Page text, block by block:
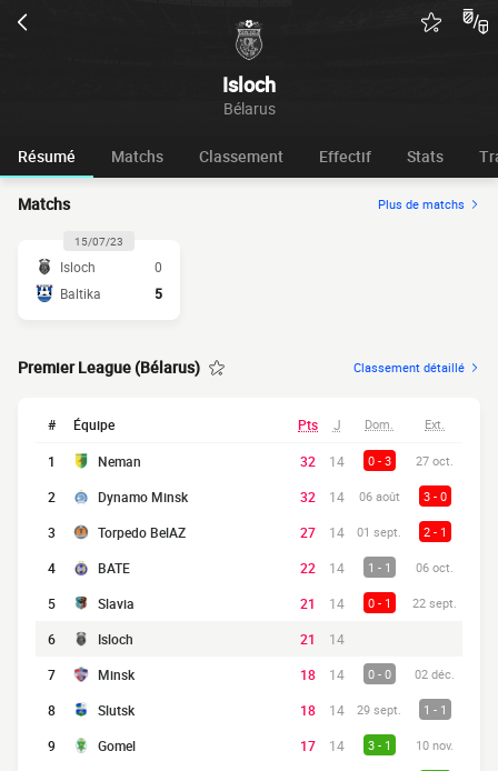
Isloch
Bélarus
Résumé Matchs Classement Effectif Stats
Matchs Plus de matchs
15/07/23
Isloch
0
Baltika
5
Premier League (Bélarus) Classement détaillé
# Équipe Pts J Dom. Ext.
1 Neman 32 14 0 - 3 27 oct.
2 Dynamo Minsk 32 14 06 août 3 - 0
3 Torpedo BelAZ 27 14 01 sept. 2 - 1
4 BATE 22 14 1 - 1 06 oct.
5 Slavia 21 14 0 - 1 22 sept.
6 Isloch 21
14
7
Minsk 18 14 0 - 0 02 déc.
8 Slutsk 18 14 29 sept. 1 - 1
9 Gomel 17 14 3 - 1 10 nov.